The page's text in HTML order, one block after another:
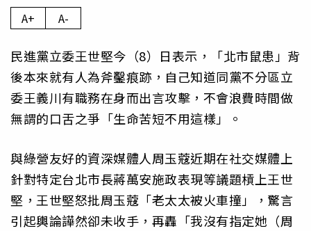
A+ A-
民進黨立委王世堅今（8）日表示，「北市鼠患」背
後本來就有人為斧鑿痕跡，自己知道同黨不分區立
委王義川有職務在身而出言攻擊，不會浪費時間做
無謂的口舌之爭「生命苦短不用這樣」。
與綠營友好的資深媒體人周玉蔻近期在社交媒體上
針對特定台北市長蔣萬安施政表現等議題槓上王世
堅，王世堅怒批周玉蔻「老太太被火車撞」，驚言
引起輿論譁然卻未收手，再轟「我沒有指定她（周